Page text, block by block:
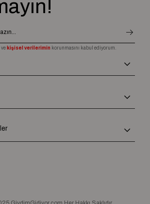
ve kişisel verilerimin korunmasını kabul ediyorum.